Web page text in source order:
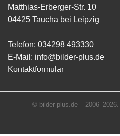
Matthias-Erberger-Str. 10
04425 Taucha bei Leipzig
Telefon: 034298 493330
E-Mail: info@bilder-plus.de
Kontaktformular
© bilder-plus.de – 2006–2026.